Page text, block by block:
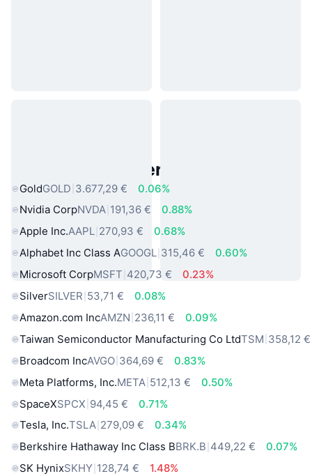
Beliebte reale Vermögenswerte
GoldGOLD 3.677,29 €
0.06%
Nvidia CorpNVDA 191,36 €
0.88%
Apple Inc.AAPL 270,93 €
0.68%
Alphabet Inc Class AGOOGL 315,46 €
0.60%
Microsoft CorpMSFT 420,73 €
0.23%
SilverSILVER 53,71 €
0.08%
Amazon.com IncAMZN 236,11 €
0.09%
Taiwan Semiconductor Manufacturing Co LtdTSM 358,12 €
Broadcom IncAVGO 364,69 €
0.83%
Meta Platforms, Inc.META 512,13 €
0.50%
SpaceXSPCX 94,45 €
0.71%
Tesla, Inc.TSLA 279,09 €
0.34%
Berkshire Hathaway Inc Class BBRK.B 449,22 €
0.07%
SK HynixSKHY 128,74 €
1.48%